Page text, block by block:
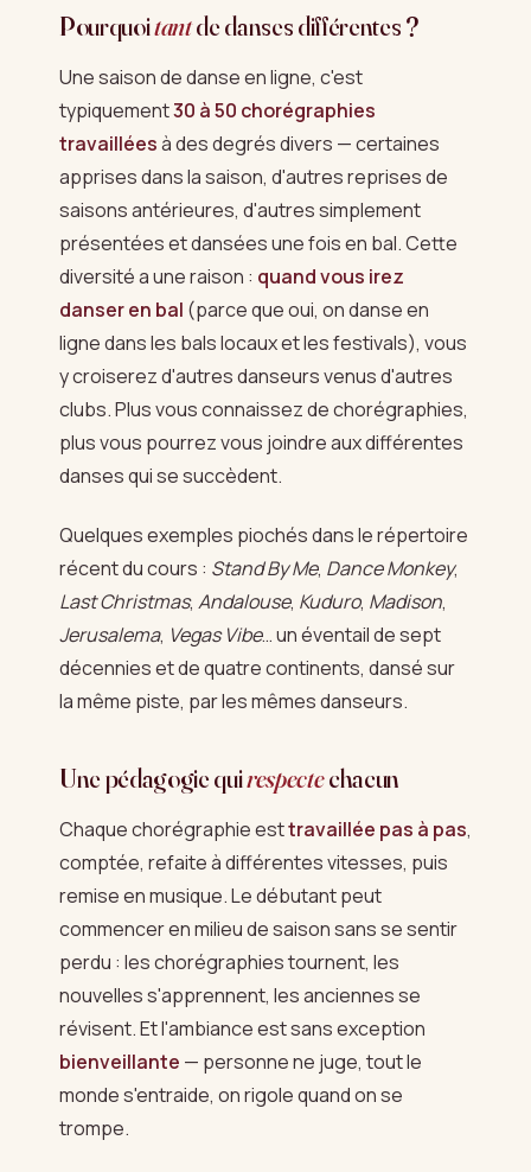
Pourquoitantde danses différentes ?
Une saison de danse en ligne, c'est
typiquement30 à 50 chorégraphies
travailléesà des degrés divers — certaines
apprises dans la saison, d'autres reprises de
saisons antérieures, d'autres simplement
présentées et dansées une fois en bal. Cette
diversité a une raison : quand vous irez
danser en bal (parce que oui, on danse en
ligne dans les bals locaux et les festivals), vous
y croiserez d'autres danseurs venus d'autres
clubs. Plus vous connaissez de chorégraphies,
plus vous pourrez vous joindre aux différentes
danses qui se succèdent.
Quelques exemples piochés dans le répertoire
récent du cours : Stand By Me, Dance Monkey,
Last Christmas, Andalouse, Kuduro, Madison,
Jerusalema, Vegas Vibe… un éventail de sept
décennies et de quatre continents, dansé sur
la même piste, par les mêmes danseurs.
Une pédagogie quirespectechacun
Chaque chorégraphie esttravaillée pas à pas,
comptée, refaite à différentes vitesses, puis
remise en musique. Le débutant peut
commencer en milieu de saison sans se sentir
perdu : les chorégraphies tournent, les
nouvelles s'apprennent, les anciennes se
révisent. Et l'ambiance est sans exception
bienveillante — personne ne juge, tout le
monde s'entraide, on rigole quand on se
trompe.